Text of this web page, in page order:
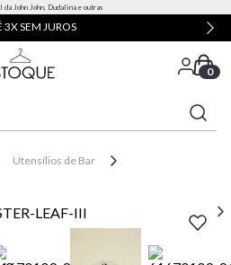
John John, Dudalina e outras
3X SEM JUROS
0
Utensílios de Bar